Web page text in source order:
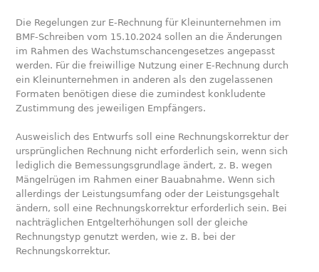
Die Regelungen zur E-Rechnung für Kleinunternehmen im
BMF-Schreiben vom 15.10.2024 sollen an die Änderungen
im Rahmen des Wachstumschancengesetzes angepasst
werden. Für die freiwillige Nutzung einer E-Rechnung durch
ein Kleinunternehmen in anderen als den zugelassenen
Formaten benötigen diese die zumindest konkludente
Zustimmung des jeweiligen Empfängers.
Ausweislich des Entwurfs soll eine Rechnungskorrektur der
ursprünglichen Rechnung nicht erforderlich sein, wenn sich
lediglich die Bemessungsgrundlage ändert, z. B. wegen
Mängelrügen im Rahmen einer Bauabnahme. Wenn sich
allerdings der Leistungsumfang oder der Leistungsgehalt
ändern, soll eine Rechnungskorrektur erforderlich sein. Bei
nachträglichen Entgelterhöhungen soll der gleiche
Rechnungstyp genutzt werden, wie z. B. bei der
Rechnungskorrektur.